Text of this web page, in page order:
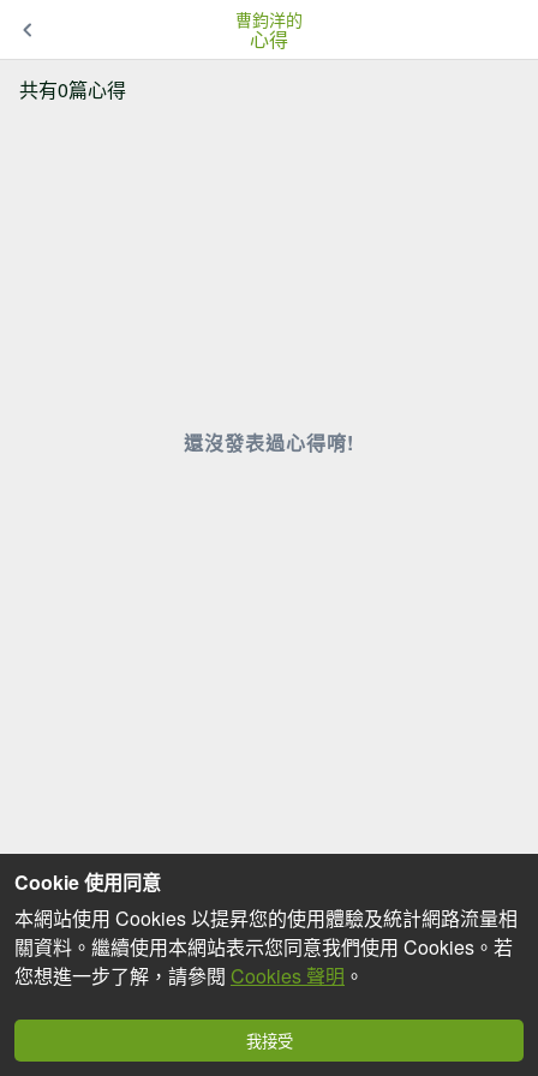
曹鈞洋的
心得
共有0篇心得
還沒發表過心得唷!
Cookie 使用同意
本網站使用 Cookies 以提昇您的使用體驗及統計網路流量相
關資料。繼續使用本網站表示您同意我們使用 Cookies。若
您想進一步了解，請參閱 Cookies 聲明 。
我接受